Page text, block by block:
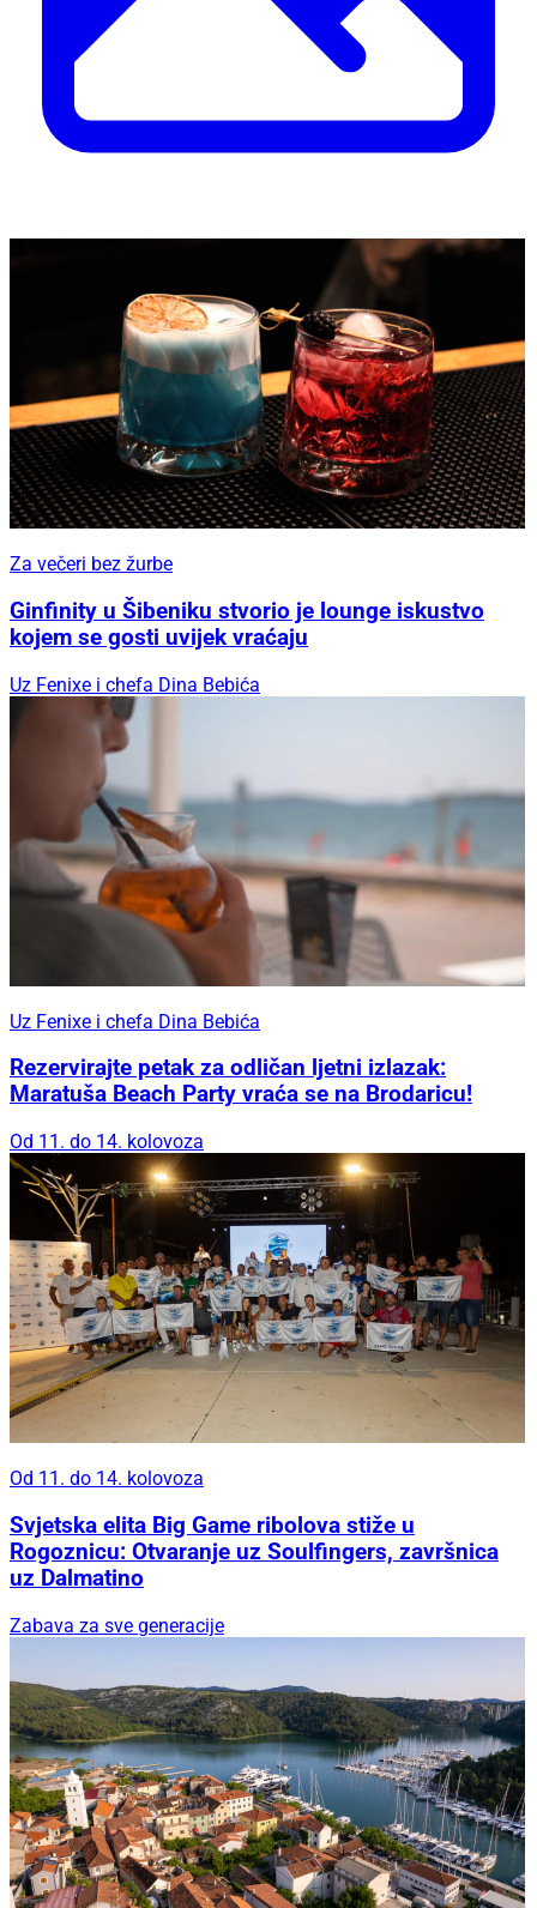
Za večeri bez žurbe
Ginfinity u Šibeniku stvorio je lounge iskustvo
kojem se gosti uvijek vraćaju
Uz Fenixe i chefa Dina Bebića
Uz Fenixe i chefa Dina Bebića
Rezervirajte petak za odličan ljetni izlazak:
Maratuša Beach Party vraća se na Brodaricu!
Od 11. do 14. kolovoza
Od 11. do 14. kolovoza
Svjetska elita Big Game ribolova stiže u
Rogoznicu: Otvaranje uz Soulfingers, završnica
uz Dalmatino
Zabava za sve generacije